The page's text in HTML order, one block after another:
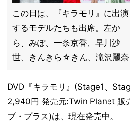
この日は、『キラモリ』に出演
するモデルたちも出席。左か
ら、みぽ、一条京香、早川沙
世、きんきら☆きん、滝沢麗奈
DVD『キラモリ』(Stage1、
2,940円 発売元:Twin Planet 販
ブ・プラス)は、現在発売中。